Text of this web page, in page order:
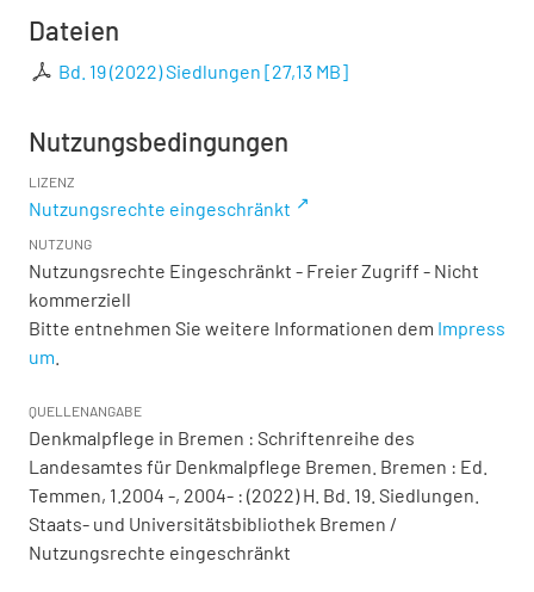
Dateien
Bd. 19 (2022) Siedlungen [27,13 MB]
Nutzungsbedingungen
LIZENZ
Nutzungsrechte eingeschränkt
NUTZUNG
Nutzungsrechte Eingeschränkt - Freier Zugriff - Nicht
kommerziell
Bitte entnehmen Sie weitere Informationen dem Impress
um
QUELLENANGABE
Denkmalpflege in Bremen : Schriftenreihe des
Landesamtes für Denkmalpflege Bremen. Bremen : Ed.
Temmen, 1.2004 -, 2004- : (2022) H. Bd. 19. Siedlungen.
Staats- und Universitätsbibliothek Bremen /
Nutzungsrechte eingeschränkt